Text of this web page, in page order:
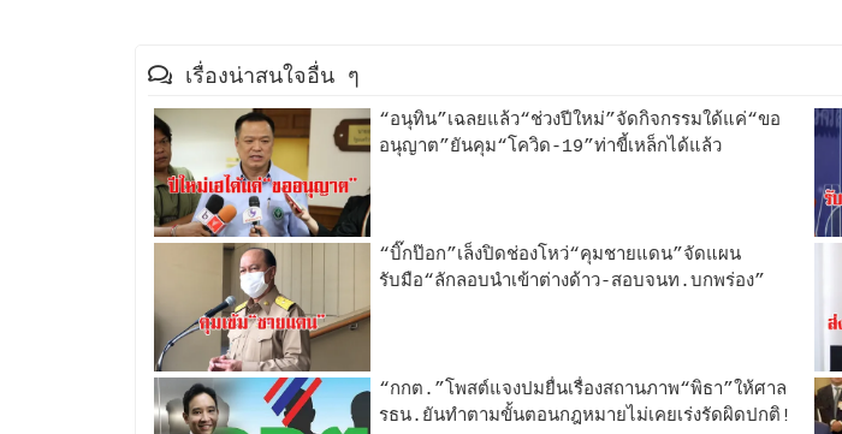
เรื่องน่าสนใจอื่น ๆ
“อนุทิน”เฉลยแล้ว“ช่วงปีใหม่”จัดกิจกรรมใด้แค่“ขอ
อนุญาต”ยันคุม“โควิด-19”ท่าขี้เหล็กได้แล้ว
“บิ๊กป๊อก”เล็งปิดช่องโหว่“คุมชายแดน”จัดแผน
รับมือ“ลักลอบนำเข้าต่างด้าว-สอบจนท.บกพร่อง”
“กกต.”โพสต์แจงปมยื่นเรื่องสถานภาพ“พิธา”ให้ศาล
รธน.ยันทำตามขั้นตอนกฎหมายไม่เคยเร่งรัดผิดปกติ!